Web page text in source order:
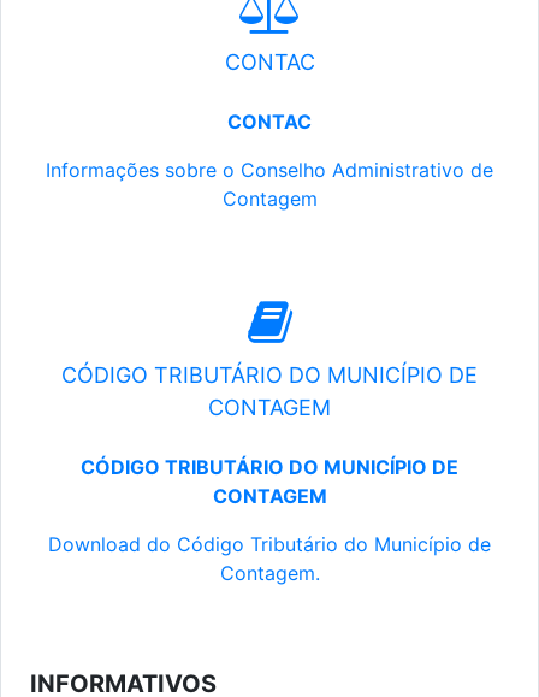
CONTAC
CONTAC
Informações sobre o Conselho Administrativo de
Contagem
CÓDIGO TRIBUTÁRIO DO MUNICÍPIO DE
CONTAGEM
CÓDIGO TRIBUTÁRIO DO MUNICÍPIO DE
CONTAGEM
Download do Código Tributário do Município de
Contagem.
INFORMATIVOS